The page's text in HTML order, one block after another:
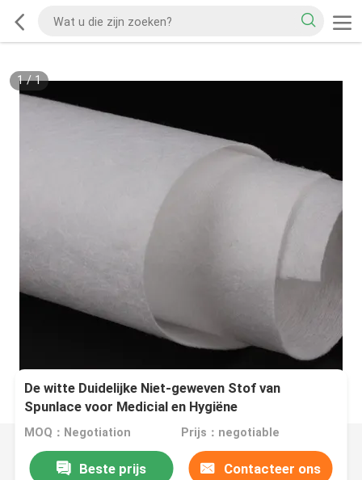
1/1
De witte Duidelijke Niet-geweven Stof van
Spunlace voor Medicial en Hygiëne
MOQ：Negotiation Prijs：negotiable
Beste prijs Contacteer ons